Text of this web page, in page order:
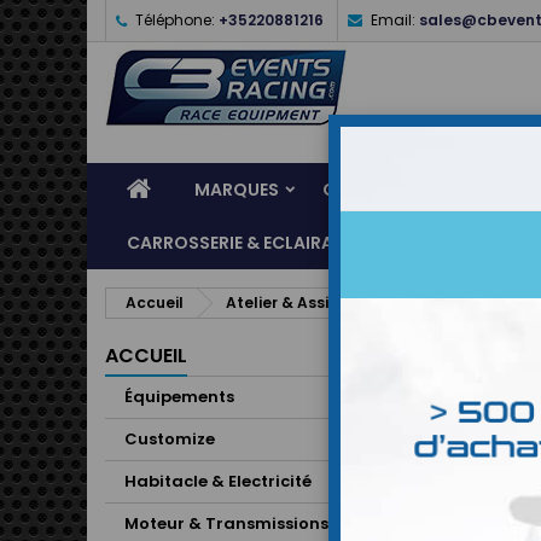
Téléphone: +35220881216 Email:
MARQUES CASQUES
CARROSSERIE & ECLAIRAGE ATELIER &
Accueil Atelier & Assistance Outillage
ACCUEIL
Équipements
Customize
Habitacle & Electricité
Moteur & Transmissions